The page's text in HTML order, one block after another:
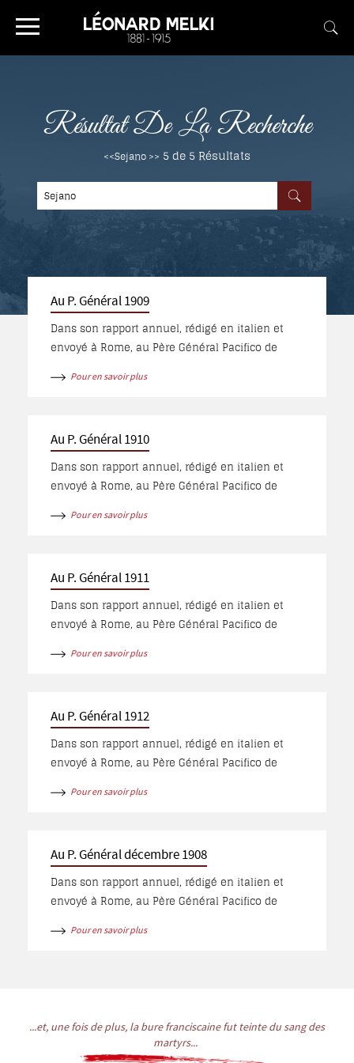
Résultat De La Recherche
<<Sejano >> 5 de 5Résultats
Au P. Général 1909
Dans son rapport annuel, rédigé en italien et
envoyé à Rome, au Père Général Pacifico de
son apostolat et la direction de l’école ainsi que
Pour en savoir plus
Au P. Général 1910
Dans son rapport annuel, rédigé en italien et
envoyé à Rome, au Père Général Pacifico de
poste à Diarbakr et la situation sociale dans la
Pour en savoir plus
Au P. Général 1911
Dans son rapport annuel, rédigé en italien et
envoyé à Rome, au Père Général Pacifico de
occupations à Diarbakr, dans l’école des garçons
d’accepter les élèves « schismatiques » dans
l’Eglise catholique.
Pour en savoir plus
Au P. Général 1912
Dans son rapport annuel, rédigé en italien et
envoyé à Rome, au Père Général Pacifico de
ainsi que l’attitude hostile des Turcs envers les
Pour en savoir plus
Au P. Général décembre 1908
Dans son rapport annuel, rédigé en italien et
envoyé à Rome, au Père Général Pacifico de
expose les débuts difficiles de son apostolat à
Pour en savoir plus
...et, une fois de plus, la bure franciscaine fut teinte du sang des
martyrs...